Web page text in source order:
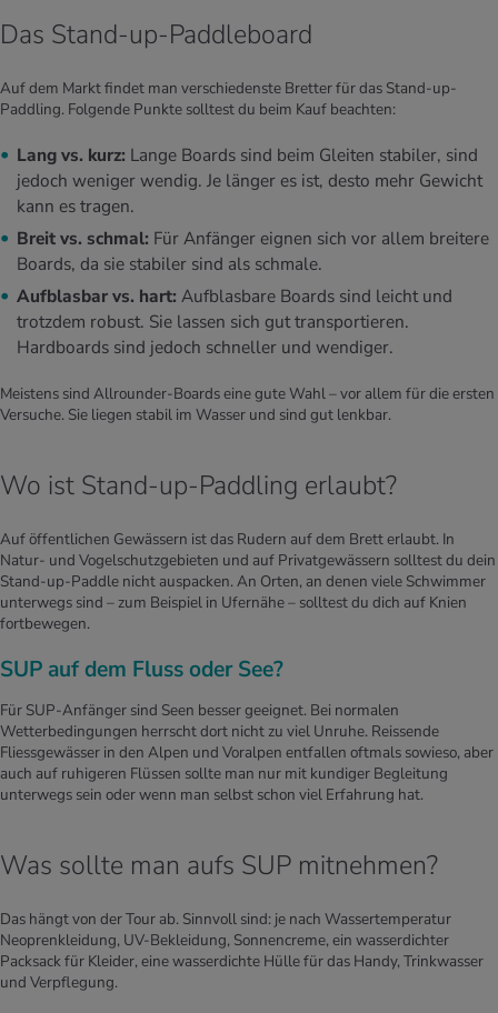
Das Stand-up-Paddleboard
Auf dem Markt findet man verschiedenste Bretter für das Stand-up-
Paddling. Folgende Punkte solltest du beim Kauf beachten:
Lang vs. kurz: Lange Boards sind beim Gleiten stabiler, sind
jedoch weniger wendig. Je länger es ist, desto mehr Gewicht
kann es tragen.
Breit vs. schmal: Für Anfänger eignen sich vor allem breitere
Boards, da sie stabiler sind als schmale.
Aufblasbar vs. hart: Aufblasbare Boards sind leicht und
trotzdem robust. Sie lassen sich gut transportieren.
Hardboards sind jedoch schneller und wendiger.
Meistens sind Allrounder-Boards eine gute Wahl – vor allem für die ersten
Versuche. Sie liegen stabil im Wasser und sind gut lenkbar.
Wo ist Stand-up-Paddling erlaubt?
Auf öffentlichen Gewässern ist das Rudern auf dem Brett erlaubt. In
Natur- und Vogelschutzgebieten und auf Privatgewässern solltest du dein
Stand-up-Paddle nicht auspacken. An Orten, an denen viele Schwimmer
unterwegs sind – zum Beispiel in Ufernähe – solltest du dich auf Knien
fortbewegen.
SUP auf dem Fluss oder See?
Für SUP-Anfänger sind Seen besser geeignet. Bei normalen
Wetterbedingungen herrscht dort nicht zu viel Unruhe. Reissende
Fliessgewässer in den Alpen und Voralpen entfallen oftmals sowieso, aber
auch auf ruhigeren Flüssen sollte man nur mit kundiger Begleitung
unterwegs sein oder wenn man selbst schon viel Erfahrung hat.
Was sollte man aufs SUP mitnehmen?
Das hängt von der Tour ab. Sinnvoll sind: je nach Wassertemperatur
Neoprenkleidung, UV-Bekleidung, Sonnencreme, ein wasserdichter
Packsack für Kleider, eine wasserdichte Hülle für das Handy, Trinkwasser
und Verpflegung.